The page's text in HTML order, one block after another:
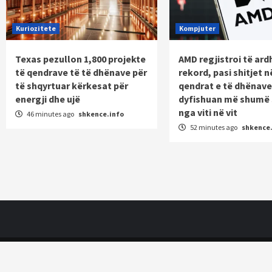
Kuriozitete
Texas pezullon 1,800 projekte
të qendrave të të dhënave për
të shqyrtuar kërkesat për
energji dhe ujë
46 minutes ago shkence.info
Kompjuter
AMD regjistroi të
rekord, pasi shitjet
qendrat e të
dyfishuan më
nga viti në vit
52 minutes ago